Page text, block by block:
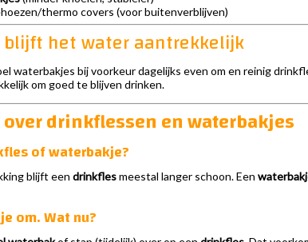
thermo covers (voor buitenverblijven)
blijft het water aantrekkelijk
waterbakjes bij voorkeur dagelijks even om en reinig
om goed te blijven drinken.
drinkflessen en waterbakjes
of waterbakje?
blijft een drinkflesmeestal langer schoon. Een
om. Wat nu?